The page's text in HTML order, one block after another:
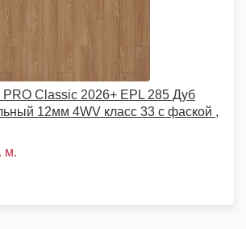
Classic 2026+ EPL 285 Дуб
12мм 4WV класс 33 с фаской ,
м.